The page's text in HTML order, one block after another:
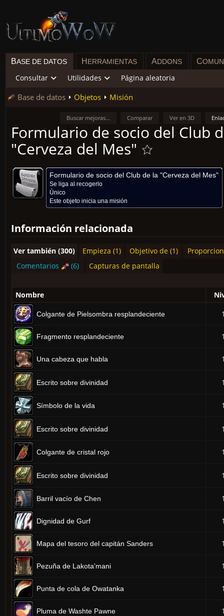
BASE DE DATOS H ERRAMIENTAS ADDONS C
Consultar Utilidades Página aleatoria
Base de datos Objetos Misión
Ver en 3D
Comparar
Buscar mejoras...
Formulario de socio del Club
"Cerveza del Mes"
Formulario de socio del Club de la "Cerveza del Mes"
Se liga al recogerlo
Único
Este objeto inicia una misión
Información relacionada
Ver también (300) Empieza (1) Objetivo de (1)
Comentarios
(6) Capturas de pantalla
Nombre
Colgante de Pielsombra resplandeciente
Fragmento resplandeciente
Una cabeza que habla
Escrito sobre divinidad
Símbolo de la vida
Escrito sobre divinidad
Colgante de cristal rojo
Escrito sobre divinidad
Barril vacío de Chen
Dignidad de Gurf
Mapa del tesoro del capitán Sanders
Pezuña de Lakota'mani
Punta de cola de Owatanka
Pluma de Washte Pawne